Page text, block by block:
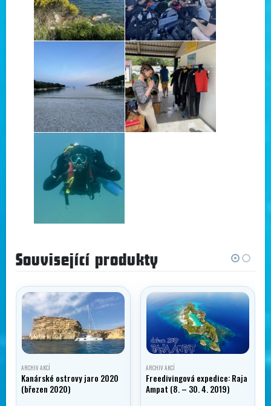
Související produkty
ARCHIV AKCÍ
Kanárské ostrovy jaro 2020
(březen 2020)
ARCHIV AKCÍ
Freedivingová expedice: Raja
Ampat (8. – 30. 4. 2019)